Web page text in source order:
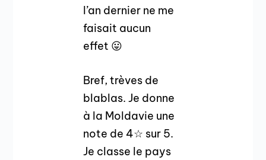
l’an dernier ne me
faisait aucun
effet 😛
Bref, trèves de
blablas. Je donne
à la Moldavie une
note de 4☆ sur 5.
Je classe le pays